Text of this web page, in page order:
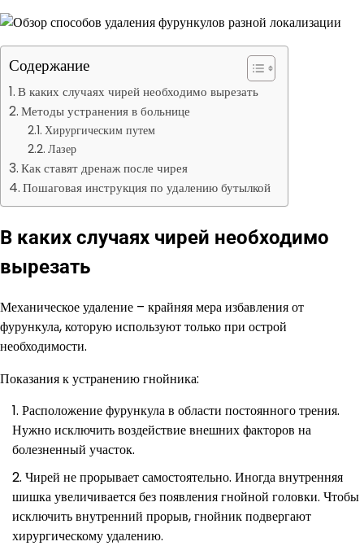
Содержание
В каких случаях чирей необходимо вырезать
Методы устранения в больнице
Хирургическим путем
Лазер
Как ставят дренаж после чирея
Пошаговая инструкция по удалению бутылкой
В каких случаях чирей необходимо
вырезать
Механическое удаление – крайняя мера избавления от
фурункула, которую используют только при острой
необходимости.
Показания к устранению гнойника:
Расположение фурункула в области постоянного трения.
Нужно исключить воздействие внешних факторов на
болезненный участок.
Чирей не прорывает самостоятельно. Иногда внутренняя
шишка увеличивается без появления гнойной головки. Чтобы
исключить внутренний прорыв, гнойник подвергают
хирургическому удалению.